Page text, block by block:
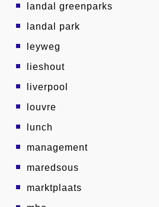
landal greenparks
landal park
leyweg
lieshout
liverpool
louvre
lunch
management
maredsous
marktplaats